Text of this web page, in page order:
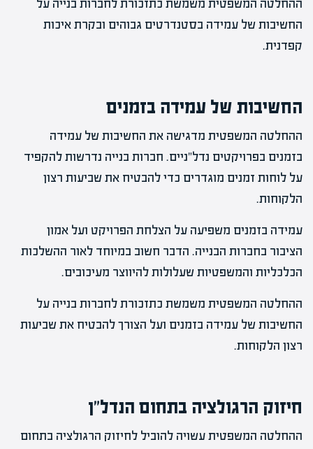
ההחלטה המשפטית משמשת כתזכורת לחברות בנייה על
החשיבות של עמידה בסטנדרטים גבוהים ובקרת איכות
קפדנית.
החשיבות של עמידה בזמנים
ההחלטה המשפטית מדגישה את החשיבות של עמידה
בזמנים בפרויקטים נדל"ניים. חברות בנייה נדרשות להקפיד
על לוחות זמנים מוגדרים כדי להבטיח את שביעות רצון
הלקוחות.
עמידה בזמנים משפיעה על הצלחת הפרויקט ועל אמון
הציבור בחברות הבנייה. הדבר חשוב במיוחד לאור ההשלכות
הכלכליות והמשפטיות שעלולות להיווצר מעיכובים.
ההחלטה המשפטית משמשת כתזכורת לחברות בנייה על
החשיבות של עמידה בזמנים ועל הצורך להבטיח את שביעות
רצון הלקוחות.
חיזוק הרגולציה בתחום הנדל"ן
ההחלטה המשפטית עשויה להוביל לחיזוק הרגולציה בתחום